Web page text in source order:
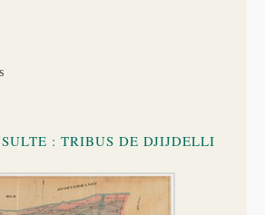
: TRIBUS DE DJIJDELLI